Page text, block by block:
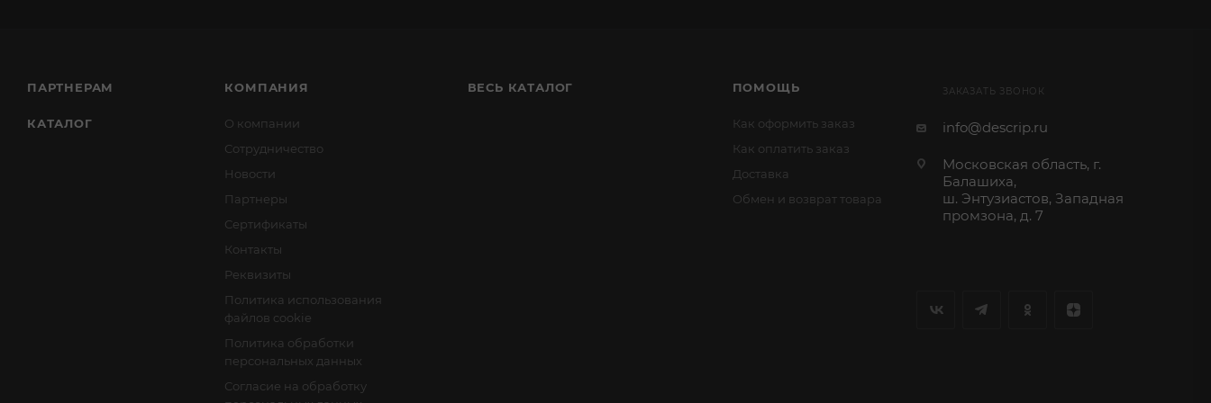
ПАРТНЕРАМ
КАТАЛОГ
КОМПАНИЯ
О компании
Сотрудничество
Новости
Партнеры
Сертификаты
Контакты
Реквизиты
Политика использования
файлов cookie
Политика обработки
персональных данных
Согласие на обработку
ВЕСЬ КАТАЛОГ ПОМОЩЬ
Как оформить заказ
Как оплатить заказ
Доставка
Обмен и возврат товара
ЗАКАЗАТЬ ЗВОНОК
info@descrip.ru
Московская область, г.
Балашиха,
ш. Энтузиастов, Западная
промзона, д. 7